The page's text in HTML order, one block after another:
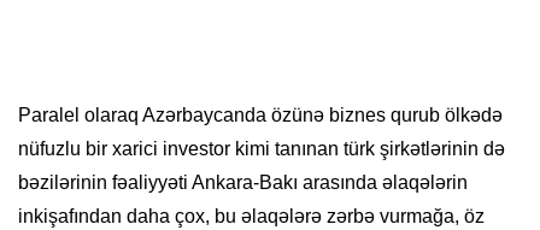
Paralel olaraq Azərbaycanda özünə biznes qurub ölkədə
nüfuzlu bir xarici investor kimi tanınan türk şirkətlərinin də
bəzilərinin fəaliyyəti Ankara-Bakı arasında əlaqələrin
inkişafından daha çox, bu əlaqələrə zərbə vurmağa, öz